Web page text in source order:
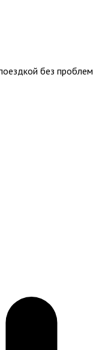
без проблем